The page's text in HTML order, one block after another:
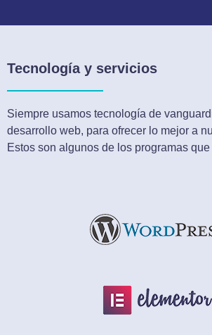
Tecnología y servicios
Siempre usamos tecnología de
desarrollo web, para ofrecer lo mejor a
Estos son algunos de los programas